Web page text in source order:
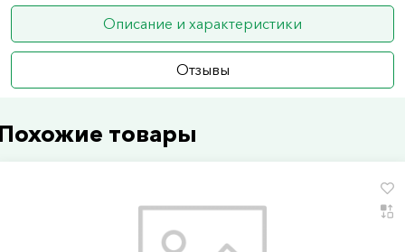
Описание и характеристики
Отзывы
товары